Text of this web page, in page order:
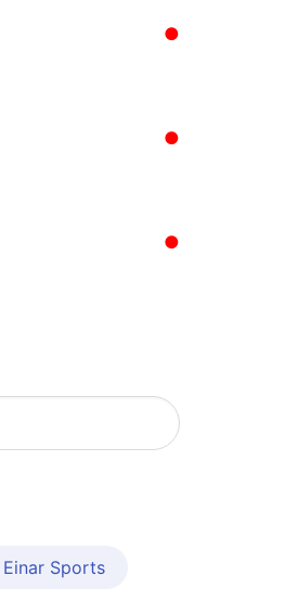
●
●
●
Einar Sports